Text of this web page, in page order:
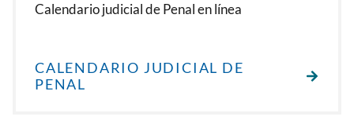
Calendario judicial de Penal en línea
CALENDARIO JUDICIAL DE
PENAL